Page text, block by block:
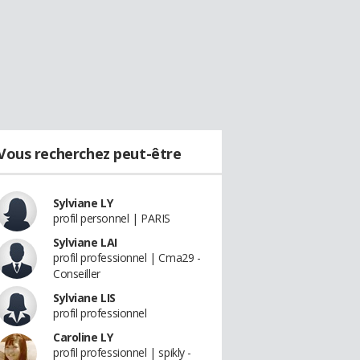
recherchez peut-être
Sylviane LY
profil personnel | PARIS
Sylviane LAI
profil professionnel | Cma29 -
Conseiller
Sylviane LIS
profil professionnel
Caroline LY
profil professionnel | spikly -